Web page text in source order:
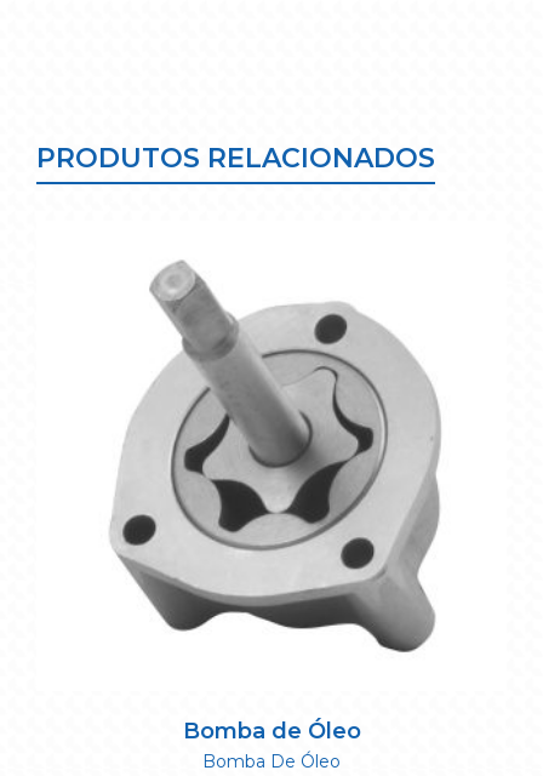
PRODUTOS RELACIONADOS
Bomba de Óleo
Bomba De Óleo